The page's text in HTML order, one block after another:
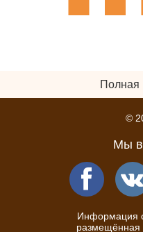
Полная
©
Мы в
Информация
размещённая